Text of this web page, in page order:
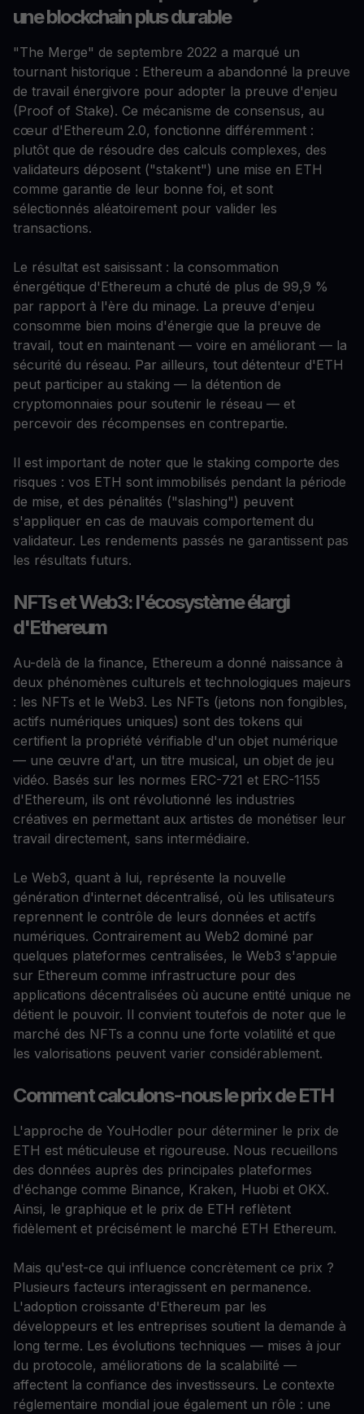
une blockchain plus durable
"The Merge" de septembre 2022 a marqué un
tournant historique : Ethereum a abandonné la preuve
de travail énergivore pour adopter la preuve d'enjeu
(Proof of Stake). Ce mécanisme de consensus, au
cœur d'Ethereum 2.0, fonctionne différemment :
plutôt que de résoudre des calculs complexes, des
validateurs déposent ("stakent") une mise en ETH
comme garantie de leur bonne foi, et sont
sélectionnés aléatoirement pour valider les
transactions.
Le résultat est saisissant : la consommation
énergétique d'Ethereum a chuté de plus de 99,9 %
par rapport à l'ère du minage. La preuve d'enjeu
consomme bien moins d'énergie que la preuve de
travail, tout en maintenant — voire en améliorant — la
sécurité du réseau. Par ailleurs, tout détenteur d'ETH
peut participer au staking — la détention de
cryptomonnaies pour soutenir le réseau — et
percevoir des récompenses en contrepartie.
Il est important de noter que le staking comporte des
risques : vos ETH sont immobilisés pendant la période
de mise, et des pénalités ("slashing") peuvent
s'appliquer en cas de mauvais comportement du
validateur. Les rendements passés ne garantissent pas
les résultats futurs.
NFTs et Web3: l'écosystème élargi
d'Ethereum
Au-delà de la finance, Ethereum a donné naissance à
deux phénomènes culturels et technologiques majeurs
: les NFTs et le Web3. Les NFTs (jetons non fongibles,
actifs numériques uniques) sont des tokens qui
certifient la propriété vérifiable d'un objet numérique
— une œuvre d'art, un titre musical, un objet de jeu
vidéo. Basés sur les normes ERC-721 et ERC-1155
d'Ethereum, ils ont révolutionné les industries
créatives en permettant aux artistes de monétiser leur
travail directement, sans intermédiaire.
Le Web3, quant à lui, représente la nouvelle
génération d'internet décentralisé, où les utilisateurs
reprennent le contrôle de leurs données et actifs
numériques. Contrairement au Web2 dominé par
quelques plateformes centralisées, le Web3 s'appuie
sur Ethereum comme infrastructure pour des
applications décentralisées où aucune entité unique ne
détient le pouvoir. Il convient toutefois de noter que le
marché des NFTs a connu une forte volatilité et que
les valorisations peuvent varier considérablement.
Comment calculons-nous le prix de ETH
L'approche de YouHodler pour déterminer le prix de
ETH est méticuleuse et rigoureuse. Nous recueillons
des données auprès des principales plateformes
d'échange comme Binance, Kraken, Huobi et OKX.
Ainsi, le graphique et le prix de ETH reflètent
fidèlement et précisément le marché ETH Ethereum.
Mais qu'est-ce qui influence concrètement ce prix ?
Plusieurs facteurs interagissent en permanence.
L'adoption croissante d'Ethereum par les
développeurs et les entreprises soutient la demande à
long terme. Les évolutions techniques — mises à jour
du protocole, améliorations de la scalabilité —
affectent la confiance des investisseurs. Le contexte
réglementaire mondial joue également un rôle : une